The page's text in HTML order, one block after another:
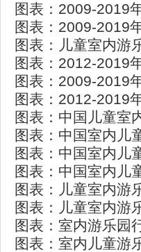
图表：2009-2019
图表：2009-2019
图表：儿童室内游
图表：2012-2019
图表：2009-2019
图表：2012-2019
图表：中国儿童室
图表：中国室内儿
图表：中国室内儿
图表：中国室内儿
图表：儿童室内游
图表：儿童室内游
图表：室内游乐园
图表：室内儿童游